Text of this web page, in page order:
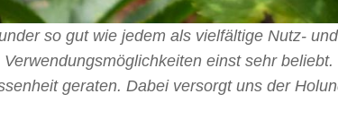
so gut wie jedem als vielfältige Nutz-
einst sehr
geraten. Dabei versorgt uns der